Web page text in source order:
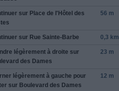
sur Place de l'Hôtel des
56 m
sur Rue Sainte-Barbe 0,3 km
légèrement à droite sur
des Dames
23 m
légèrement à gauche pour
sur Boulevard des Dames
12 m
fermer